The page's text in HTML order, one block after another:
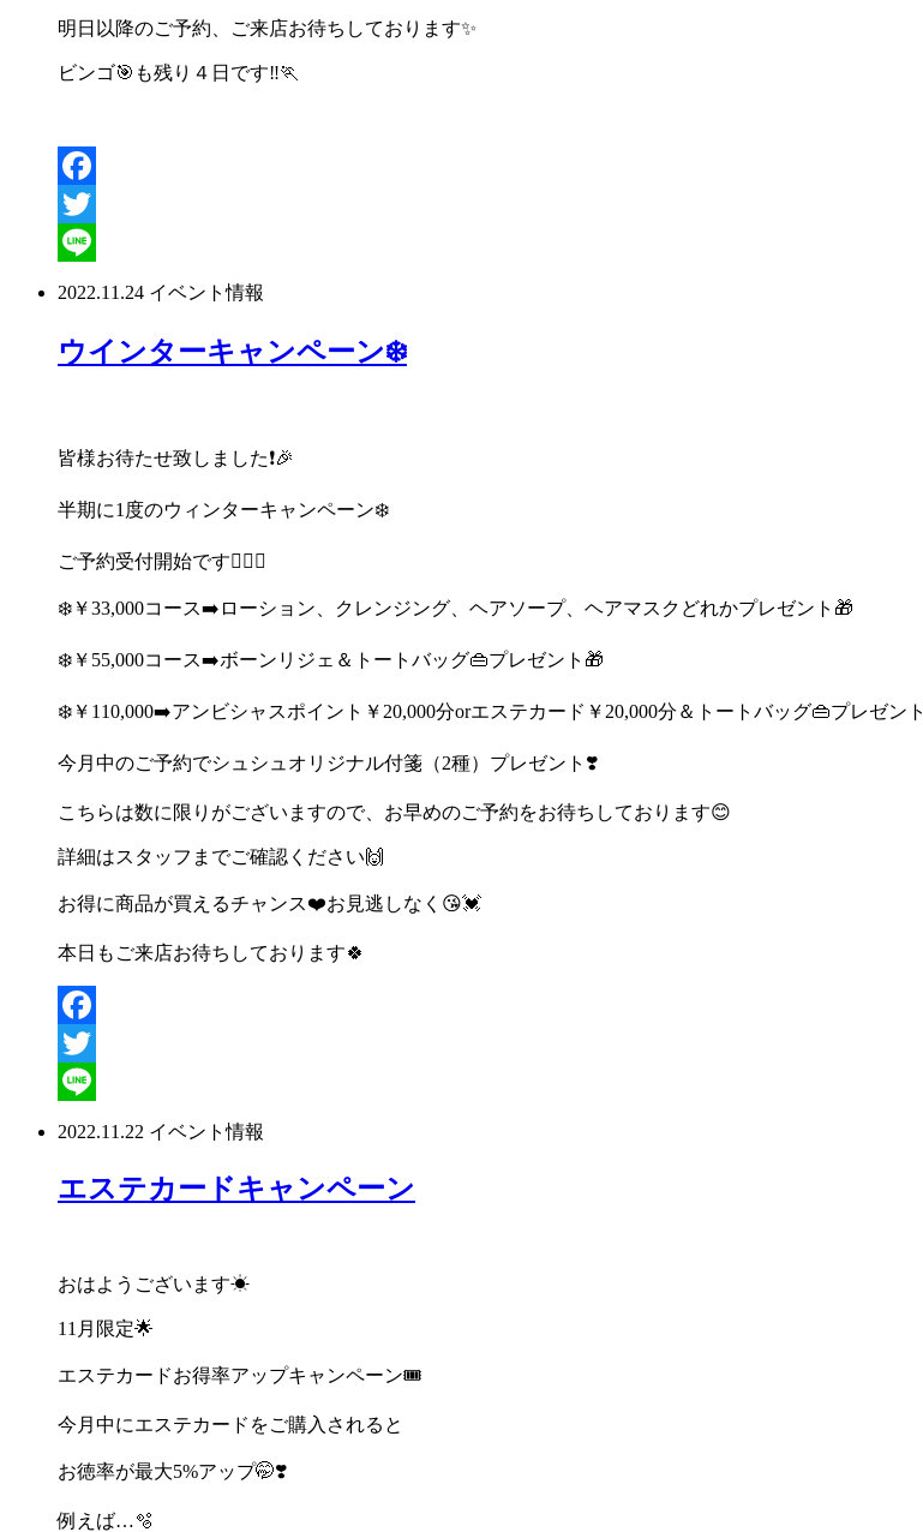
明日以降のご予約、ご来店お待ちしております✨
ビンゴ🎯 も残り４日です‼️🏃
Facebook
Twitter
Line
2022.11.24 イベント情報
ウインターキャンペーン❄️
皆様お待たせ致しました❗️🎉
半期に1 度のウィンターキャンペーン❄️
ご予約受付開始です💁‍♀️✨
❄️ ￥33,000コース➡️ ローション、クレンジング、ヘアソープ、ヘアマスクどれかプレゼント 🎁
❄️ ￥ 55,000コース➡️ボーンリジェ＆トートバッグ👜プレゼント 🎁
❄️ ￥ 110,000➡️アンビシャスポイント￥ 20,000分orエステカード￥ 20,000分＆トートバッグ👜プレゼント
今月中のご予約でシュシュオリジナル付箋（2種）プレゼント ❣️
こちらは数に限りがございますので、お早めのご予約をお待ちしております😊
詳細はスタッフまでご確認ください 🙌
お得に商品が買えるチャンス❤️お見逃しなく 😘💓
本日もご来店お待ちしております🍀
Facebook
Twitter
2022.11.22 イベント情報
エステカードキャンペーン
おはようございます☀
11 月限定🌟
エステカードお得率アップキャンペーン🎟
今月中にエステカードをご購入されると
お徳率が最大5%アップ🤭❣️
例えば…🫧